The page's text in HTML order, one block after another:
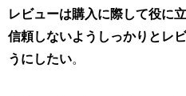
レビューは購入に際して役に
信頼しないようしっかりとレ
うにしたい